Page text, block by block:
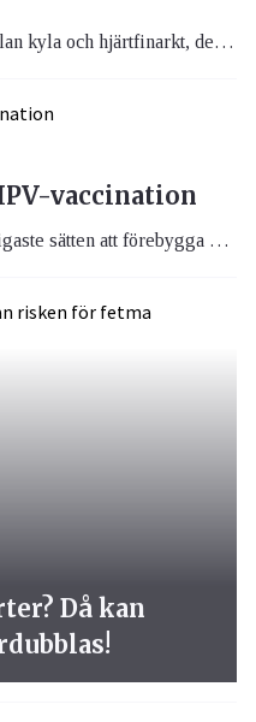
Det finns ett tydligt samband mellan kyla och hjärtfinarkt, det visar en ny svensk studie. Resultaten tyder på att du som har hög risk för hjärtinfarkt bör klä dig ordentligt och eventuellt undvika ansträngning utomhus vid låga temperaturer.
vaccination
HPV-vaccination är ett av de viktigaste sätten att förebygga cancer. Vaccinet skyddar mot de typer av humant papillomvirus (HPV) som orsakar de flesta fallen av livmoderhalscancer, men även flera andra cancerformer och könsvårtor (kondylom). Ju tidigare man vaccineras, desto bättre blir skyddet – men även äldre ungdomar och vuxna kan ha nytta av vaccination.
Då kan